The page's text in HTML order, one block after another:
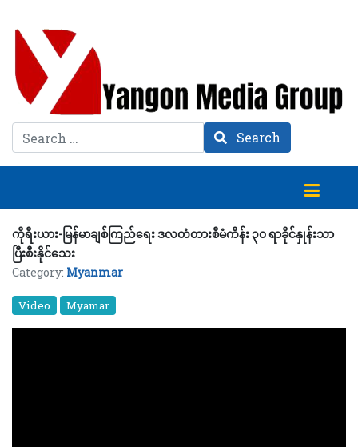
Search Search
ကိုရီးယား-မြန်မာချစ်ကြည်ရေး ဒလတံတားစီမံကိန်း ၃၀ ရာခိုင်နှုန်းသာ
ပြီးစီးနိုင်သေး
Category: Myanmar
Video Myamar